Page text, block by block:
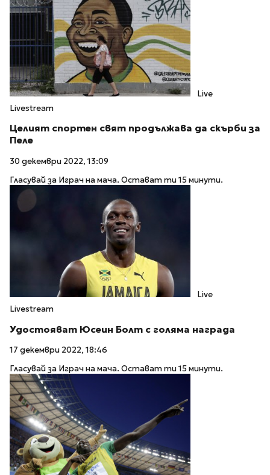
Live
Livestream
Целият спортен свят продължава да скърби за
Пеле
30 декември 2022, 13:09
Гласувай за Играч на мача. Остават ти 15 минути.
Live
Livestream
Удостояват Юсеин Болт с голяма награда
17 декември 2022, 18:46
Гласувай за Играч на мача. Остават ти 15 минути.